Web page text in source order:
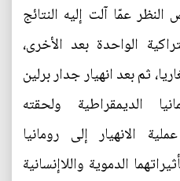
عمّا آلت إليه النتائج
الواحدة بعد الأخرى،
ثم بعد انهيار جدار برلين
الديمقراطية ولحقته
الانهيار إلى رومانيا
الدموية واللاإنسانية